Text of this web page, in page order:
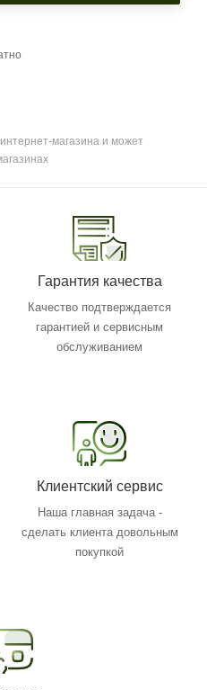
магазина и может
Гарантия качества
Качество подтверждается
гарантией и сервисным
обслуживанием
Клиентский сервис
Наша главная задача -
сделать клиента довольным
покупкой